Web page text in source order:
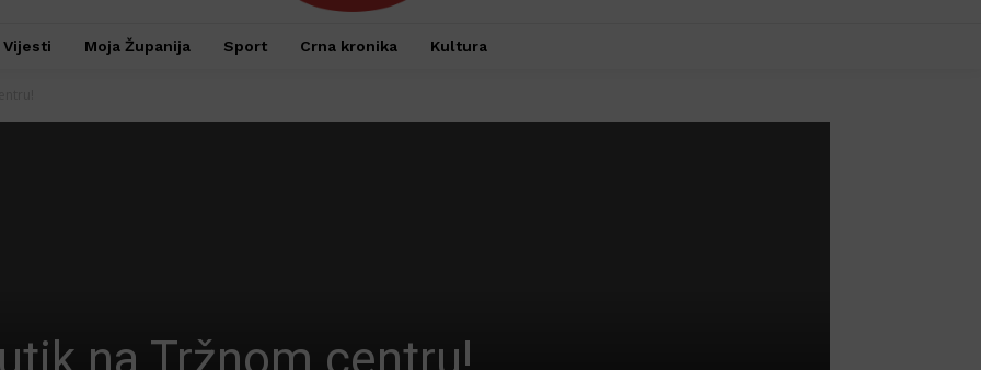
Vijesti Moja Županija Sport Crna kronika Kultura